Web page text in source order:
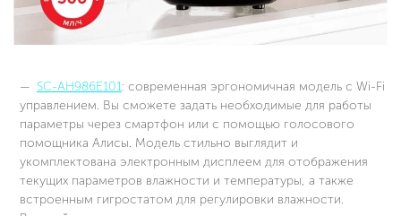
SC-AH986E101: современная эргономичная модель с Wi-Fi
управлением. Вы сможете задать необходимые для работы
параметры через смартфон или с помощью голосового
помощника Алисы. Модель стильно выглядит и
укомплектована электронным дисплеем для отображения
текущих параметров влажности и температуры, а также
встроенным гигростатом для регулировки влажности.